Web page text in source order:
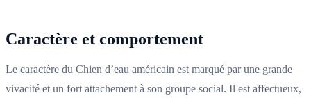
Caractère et comportement
Le caractère du Chien d’eau américain est marqué par une grande
vivacité et un fort attachement à son groupe social. Il est affectueux,